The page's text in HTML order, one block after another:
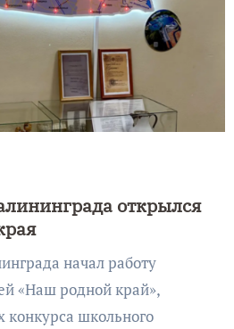
открылся
«Наш родной край»,
конкурса школьного